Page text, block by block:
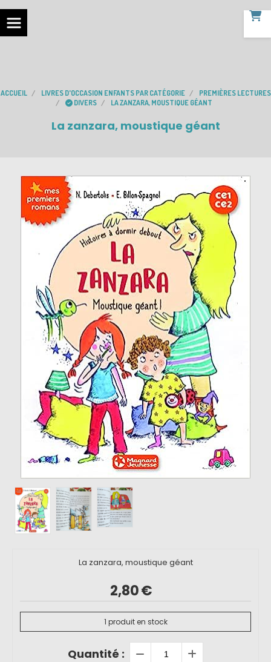
ACCUEIL LIVRES D'OCCASION ENFANTS PAR CATÉGORIE
PREMIÈRES LECTURES
DIVERS
LA ZANZARA, MOUSTIQUE GÉANT
La zanzara, moustique géant
La zanzara, moustique géant
2,80€
1 produit en stock
Quantité :